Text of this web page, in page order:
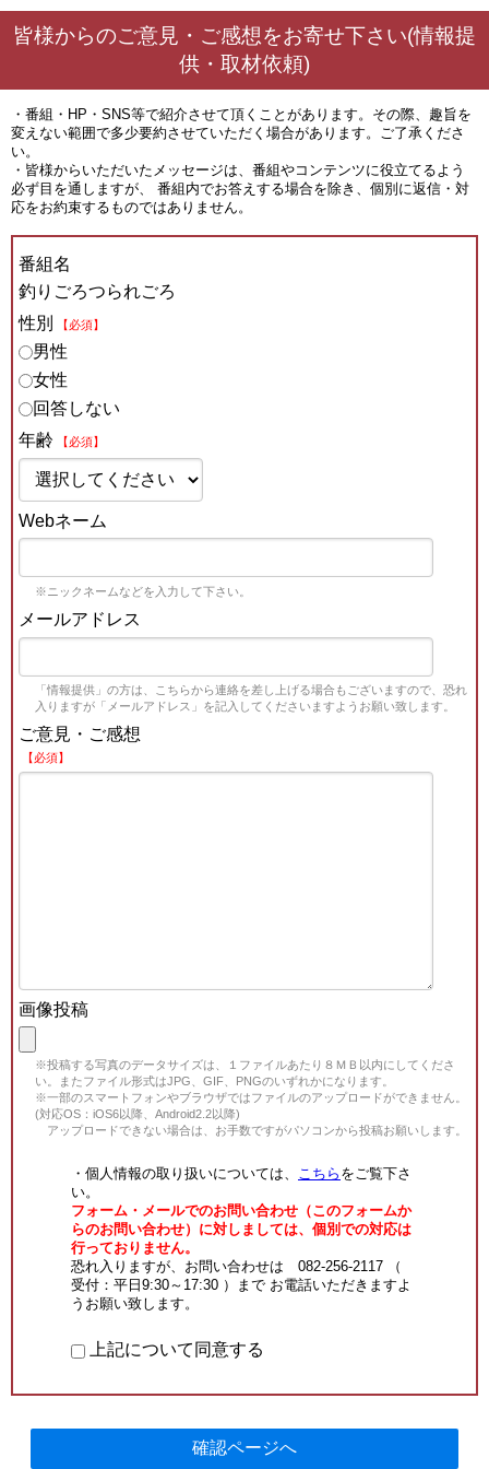
皆様からのご意見・ご感想をお寄せ下さい(情報提
供・取材依頼)
・番組・HP・SNS等で紹介させて頂くことがあります。その際、趣旨を
変えない範囲で多少要約させていただく場合があります。ご了承くださ
い。
・皆様からいただいたメッセージは、番組やコンテンツに役立てるよう
必ず目を通しますが、 番組内でお答えする場合を除き、個別に返信・対
応をお約束するものではありません。
番組名
釣りごろつられごろ
性別
【必須】
男性
女性
回答しない
年齢
【必須】
Webネーム
※ニックネームなどを入力して下さい。
メールアドレス
「情報提供」の方は、こちらから連絡を差し上げる場合もございますので、恐れ
入りますが「メールアドレス」を記入してくださいますようお願い致します。
ご意見・ご感想
【必須】
画像投稿
※投稿する写真のデータサイズは、１ファイルあたり８ＭＢ以内にしてくださ
い。またファイル形式はJPG、GIF、PNGのいずれかになります。
※一部のスマートフォンやブラウザではファイルのアップロードができません。
(対応OS：iOS6以降、Android2.2以降)
アップロードできない場合は、お手数ですがパソコンから投稿お願いします。
・個人情報の取り扱いについては、 こちら をご覧下さ
い。
フォーム・メールでのお問い合わせ（このフォームか
らのお問い合わせ）に対しましては、個別での対応は
行っておりません。
恐れ入りますが、お問い合わせは 082-256-2117 （
受付：平日9:30～17:30 ）まで お電話いただきますよ
うお願い致します。
上記について同意する
確認ページへ